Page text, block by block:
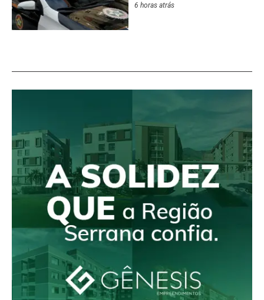
6 horas atrás